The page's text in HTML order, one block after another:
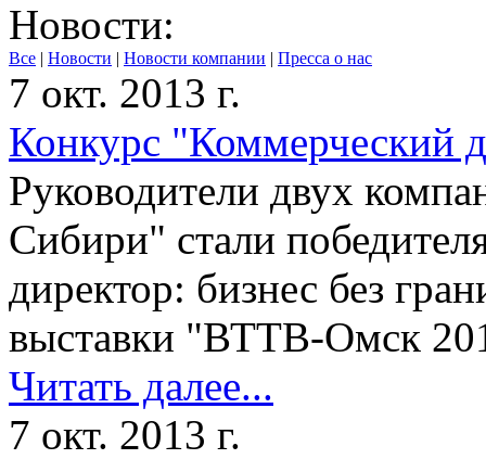
Новости:
Все | Новости | Новости компании | Пресса о нас
7 окт. 2013 г.
Конкурс "Коммерческий
Руководители двух
Сибири" стали
директор: бизнес без
выставки "ВТТВ-Омск
Читать далее...
7 окт. 2013 г.